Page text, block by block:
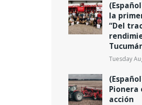
la
“Del
Tuesday
Pionera
acción